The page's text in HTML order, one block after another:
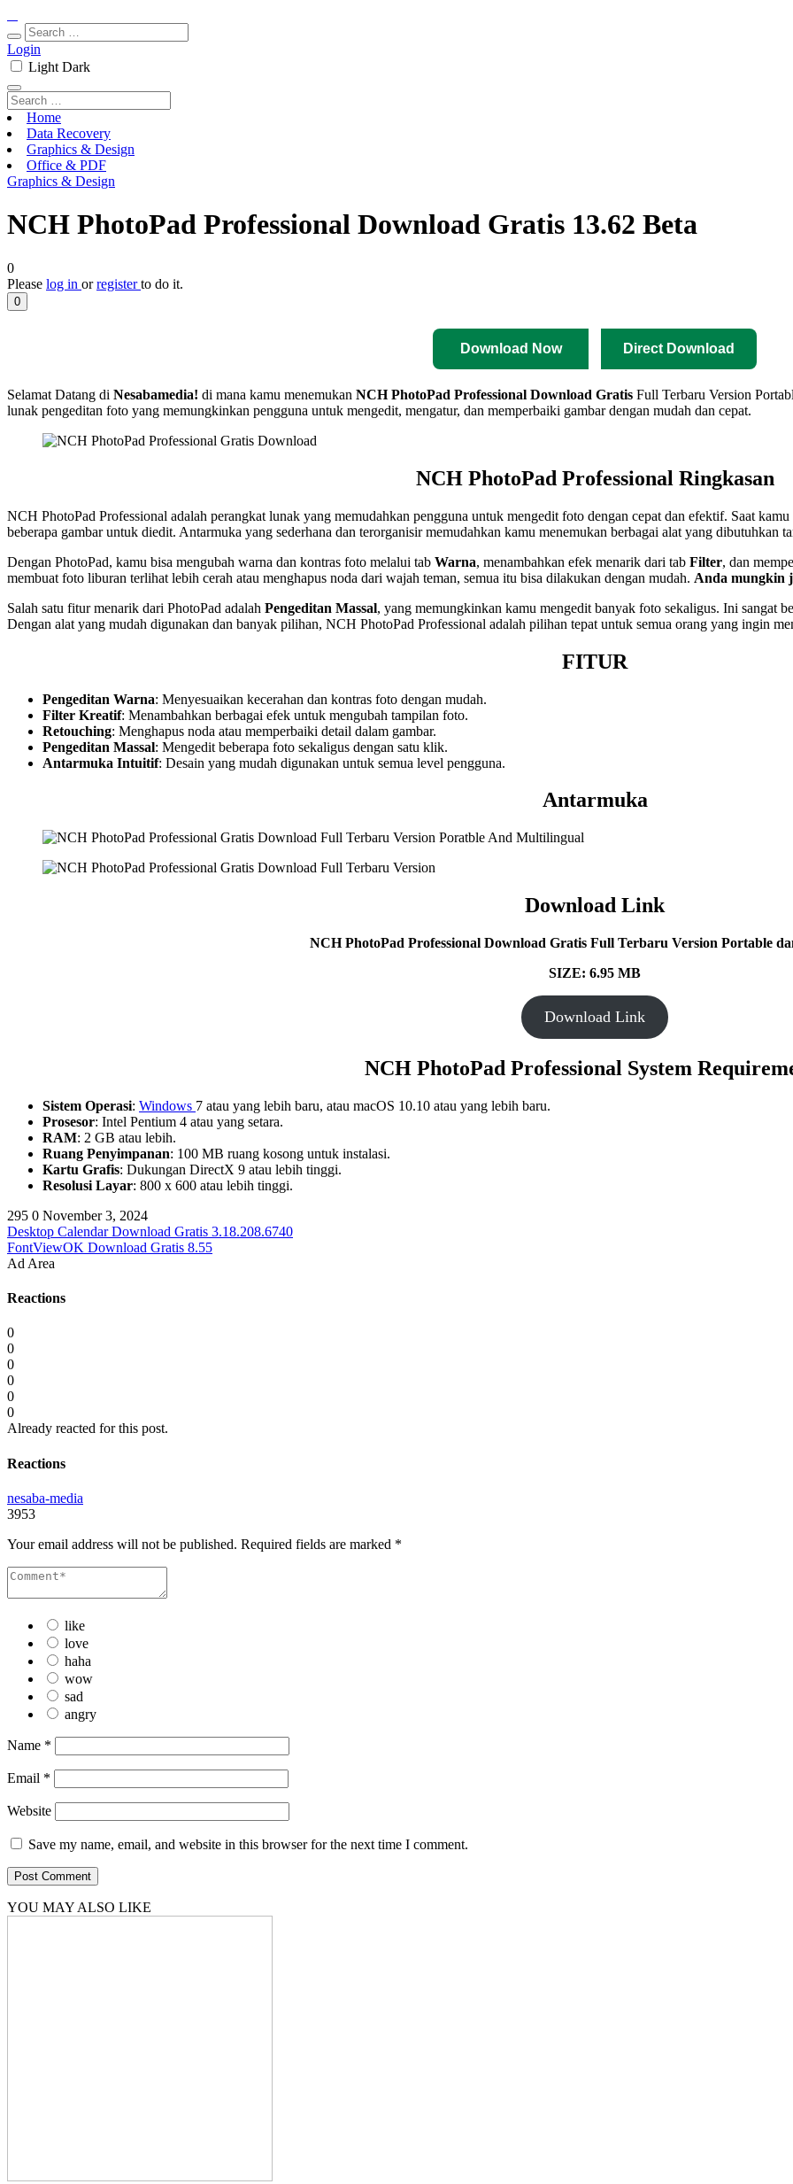
Login
Light Dark
Home
Data Recovery
Graphics & Design
Office & PDF
Graphics & Design
NCH PhotoPad Professional Download Gratis 13.62 Beta
0
Please log in orregisterto do it.
0
Download Now Direct Download
Selamat Datang di Nesabamedia! di mana kamu menemukan NCH PhotoPad Professional Download Gratis Full Terbaru Version
lunak pengeditan foto yang memungkinkan pengguna untuk mengedit, mengatur, dan memperbaiki gambar dengan mudah dan cepat.
NCH PhotoPad Professional Ringkasan
NCH PhotoPad Professional adalah perangkat lunak yang memudahkan pengguna untuk mengedit foto dengan cepat dan efektif. Saat
beberapa gambar untuk diedit. Antarmuka yang sederhana dan terorganisir memudahkan kamu menemukan berbagai alat yang dibutuhkan
Dengan PhotoPad, kamu bisa mengubah warna dan kontras foto melalui tab Warna, menambahkan efek menarik dari tab Filter, dan
membuat foto liburan terlihat lebih cerah atau menghapus noda dari wajah teman, semua itu bisa dilakukan dengan mudah. Anda mungkin
Salah satu fitur menarik dari PhotoPad adalah Pengeditan Massal, yang memungkinkan kamu mengedit banyak foto sekaligus. Ini sangat
Dengan alat yang mudah digunakan dan banyak pilihan, NCH PhotoPad Professional adalah pilihan tepat untuk semua orang yang ingin
FITUR
Pengeditan Warna: Menyesuaikan kecerahan dan kontras foto dengan mudah.
Filter Kreatif: Menambahkan berbagai efek untuk mengubah tampilan foto.
Retouching: Menghapus noda atau memperbaiki detail dalam gambar.
Pengeditan Massal: Mengedit beberapa foto sekaligus dengan satu klik.
Antarmuka Intuitif: Desain yang mudah digunakan untuk semua level pengguna.
Antarmuka
Download Link
NCH PhotoPad Professional Download Gratis Full Terbaru Version Portable
SIZE: 6.95 MB
Download Link
NCH PhotoPad Professional System
Sistem Operasi: Windows 7 atau yang lebih baru, atau macOS 10.10 atau yang lebih baru.
Prosesor: Intel Pentium 4 atau yang setara.
RAM: 2 GB atau lebih.
Ruang Penyimpanan: 100 MB ruang kosong untuk instalasi.
Kartu Grafis: Dukungan DirectX 9 atau lebih tinggi.
Resolusi Layar: 800 x 600 atau lebih tinggi.
295 0 November 3, 2024
Desktop Calendar Download Gratis 3.18.208.6740
FontViewOK Download Gratis 8.55
Ad Area
Reactions
0
0
0
0
0
0
Already reacted for this post.
Reactions
nesaba-media
3953
Your email address will not be published. Required fields are marked *
like
love
haha
wow
sad
angry
Name *
Email *
Website
Save my name, email, and website in this browser for the next time I comment.
YOU MAY ALSO LIKE